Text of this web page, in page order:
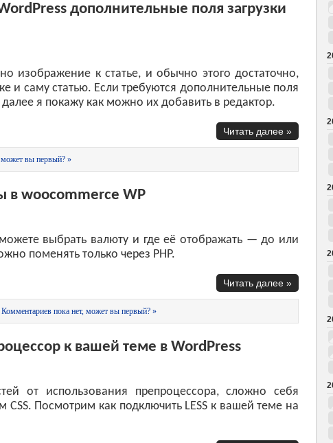
дополнительные поля загрузки
изображение к статье, и обычно этого достаточно,
и саму статью. Если требуются дополнительные поля
я покажу как можно их добавить в редактор.
Читать далее »
может вы первый? »
в woocommerce WP
выбрать валюту и где её отображать — до или
поменять только через PHP.
Читать далее »
Комментариев пока нет, может вы первый? »
к вашей теме в WordPress
от использования препроцессора, сложно себя
CSS. Посмотрим как подключить LESS к вашей теме на